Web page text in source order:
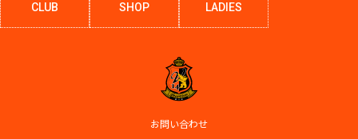
CLUB SHOP LADIES
お問い合わせ